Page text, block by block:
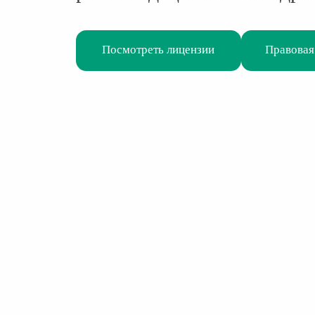
Посмотреть лицензии